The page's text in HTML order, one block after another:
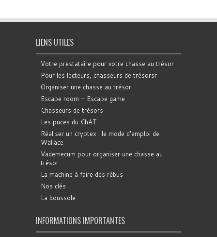
LIENS UTILES
Votre prestataire pour votre chasse au trésor
Pour les lecteurs, chasseurs de trésorsr
Organiser une chasse au trésor
Escape room - Escape game
Chasseurs de trésors
Les puces du ChAT
Réaliser un cryptex : le mode d'emploi de
Wallace
Vademecum pour organiser une chasse au
trésor
La machine à faire des rébus
Nos clés
La boussole
INFORMATIONS IMPORTANTES